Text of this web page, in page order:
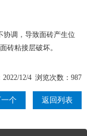
调，导致面砖产生位
砖粘接层破坏。
2022/12/4 浏览次数：987
个 返回列表